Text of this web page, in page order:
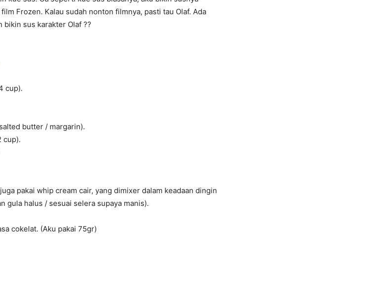
Frozen. Kalau sudah nonton filmnya, pasti tau Olaf. Ada
bikin sus karakter Olaf ??
cup).
butter / margarin).
cup).
pakai whip cream cair, yang dimixer dalam keadaan dingin
gula halus / sesuai selera supaya manis).
cokelat. (Aku pakai 75gr)